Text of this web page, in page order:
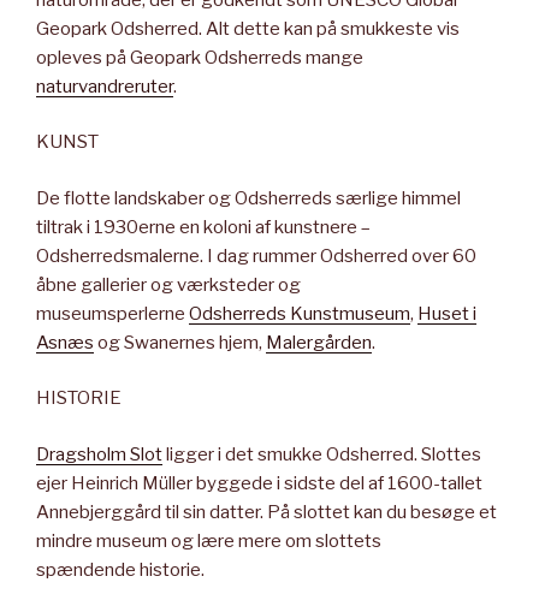
Geopark Odsherred. Alt dette kan på smukkeste vis
opleves på Geopark Odsherreds mange
naturvandreruter.
KUNST
De flotte landskaber og Odsherreds særlige himmel
tiltrak i 1930erne en koloni af kunstnere –
Odsherredsmalerne. I dag rummer Odsherred over 60
åbne gallerier og værksteder og
museumsperlerne Odsherreds Kunstmuseum, Huset i
Asnæs og Swanernes hjem, Malergården.
HISTORIE
Dragsholm Slotligger i det smukke Odsherred. Slottes
ejer Heinrich Müller byggede i sidste del af 1600-tallet
Annebjerggård til sin datter. På slottet kan du besøge et
mindre museum og lære mere om slottets
spændende historie.